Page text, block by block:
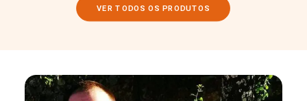
VER TODOS OS PRODUTOS